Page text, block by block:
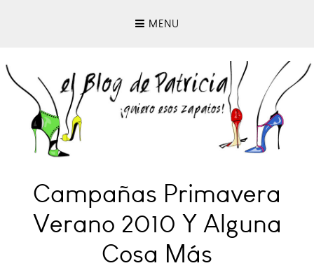
MENU
Campañas Primavera
Verano 2010 Y Alguna
Cosa Más